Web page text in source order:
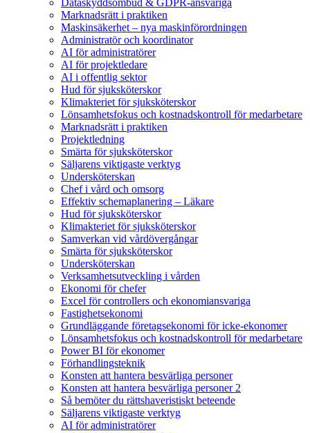
Dataskyddsombud & GDPR-ansvariga
Marknadsrätt i praktiken
Maskinsäkerhet – nya maskinförordningen
Administratör och koordinator
AI för administratörer
AI för projektledare
AI i offentlig sektor
Hud för sjuksköterskor
Klimakteriet för sjuksköterskor
Lönsamhetsfokus och kostnadskontroll för medarbetare
Marknadsrätt i praktiken
Projektledning
Smärta för sjuksköterskor
Säljarens viktigaste verktyg
Undersköterskan
Chef i vård och omsorg
Effektiv schemaplanering – Läkare
Hud för sjuksköterskor
Klimakteriet för sjuksköterskor
Samverkan vid vårdövergångar
Smärta för sjuksköterskor
Undersköterskan
Verksamhetsutveckling i vården
Ekonomi för chefer
Excel för controllers och ekonomiansvariga
Fastighetsekonomi
Grundläggande företagsekonomi för icke-ekonomer
Lönsamhetsfokus och kostnadskontroll för medarbetare
Power BI för ekonomer
Förhandlingsteknik
Konsten att hantera besvärliga personer
Konsten att hantera besvärliga personer 2
Så bemöter du rättshaveristiskt beteende
Säljarens viktigaste verktyg
AI för administratörer